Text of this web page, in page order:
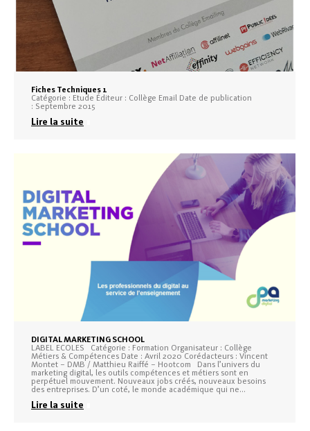
Fiches Techniques 1
Catégorie : Etude Éditeur : Collège Email Date de publication
: Septembre 2015
Lire la suite
DIGITAL MARKETING SCHOOL
LABEL ECOLES Catégorie : Formation Organisateur : Collège
Métiers & Compétences Date : Avril 2020 Corédacteurs : Vincent
Montet – DMB / Matthieu Raiffé – Hootcom Dans l’univers du
marketing digital, les outils compétences et métiers sont en
perpétuel mouvement. Nouveaux jobs créés, nouveaux besoins
des entreprises. D’un coté, le monde académique qui ne…
Lire la suite